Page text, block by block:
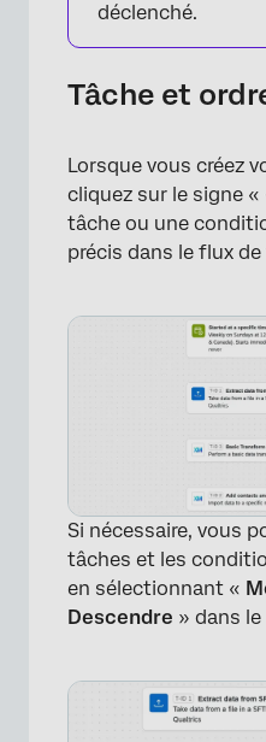
déclenché.
Tâche et
Lorsque vous créez
cliquez sur le signe «
tâche ou une
précis dans le flux de
Si nécessaire, vous
tâches et les
en sélectionnant «
Descendre » dans